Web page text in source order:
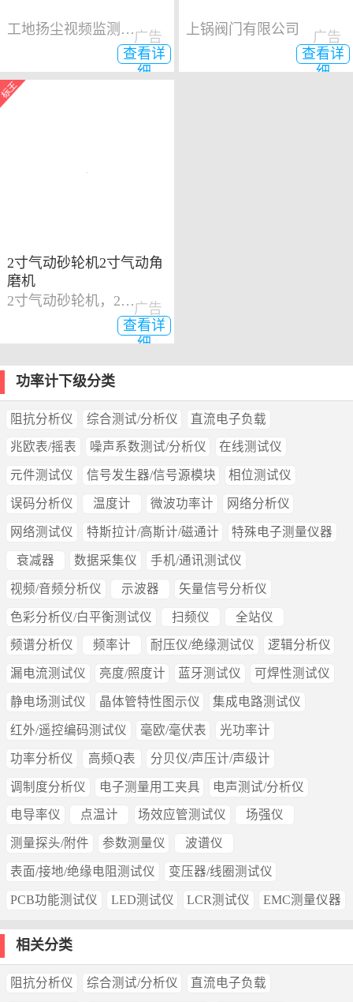
工地扬尘视频监测系统
查看详
细
广告
上锅阀门有限公司
查看详
细
广告
2寸气动砂轮机2寸气动角
磨机
2寸气动砂轮机，2寸气动角磨机
查看详
细
广告
功率计下级分类
阻抗分析仪 综合测试/分析仪 直流电子负载
兆欧表/摇表 噪声系数测试/分析仪 在线测试仪
元件测试仪 信号发生器/信号源模块 相位测试仪
误码分析仪 温度计 微波功率计 网络分析仪
网络测试仪 特斯拉计/高斯计/磁通计 特殊电子测量仪器
衰减器 数据采集仪 手机/通讯测试仪
视频/音频分析仪 示波器 矢量信号分析仪
色彩分析仪/白平衡测试仪 扫频仪 全站仪
频谱分析仪 频率计 耐压仪/绝缘测试仪 逻辑分析仪
漏电流测试仪 亮度/照度计 蓝牙测试仪 可焊性测试仪
静电场测试仪 晶体管特性图示仪 集成电路测试仪
红外/遥控编码测试仪 毫欧/毫伏表 光功率计
功率分析仪 高频Q表 分贝仪/声压计/声级计
调制度分析仪 电子测量用工夹具 电声测试/分析仪
电导率仪 点温计 场效应管测试仪 场强仪
测量探头/附件 参数测量仪 波谱仪
表面/接地/绝缘电阻测试仪 变压器/线圈测试仪
PCB功能测试仪 LED测试仪 LCR测试仪 EMC测量仪器
相关分类
阻抗分析仪 综合测试/分析仪 直流电子负载